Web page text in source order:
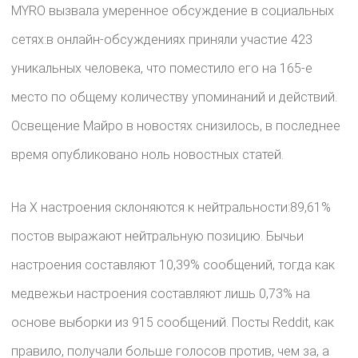
MYRO вызвала умеренное обсуждение в социальных
сетях:в онлайн-обсуждениях приняли участие 423
уникальных человека, что поместило его на 165-е
место по общему количеству упоминаний и действий.
Освещение Майро в новостях снизилось, в последнее
время опубликовано ноль новостных статей.
На X настроения склоняются к нейтральности:89,61%
постов выражают нейтральную позицию. Бычьи
настроения составляют 10,39% сообщений, тогда как
медвежьи настроения составляют лишь 0,73% на
основе выборки из 915 сообщений. Посты Reddit, как
правило, получали больше голосов против, чем за, а